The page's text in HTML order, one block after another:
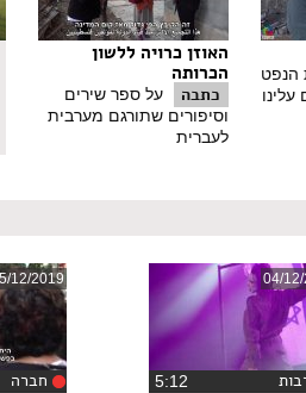
הנפט
עלינו
האוזן כרויה ללשון
הכרותה
כתבה
על ספר שירים
וסיפורים שתורגם מערבית
לעברית
04/
12/2019
חברה